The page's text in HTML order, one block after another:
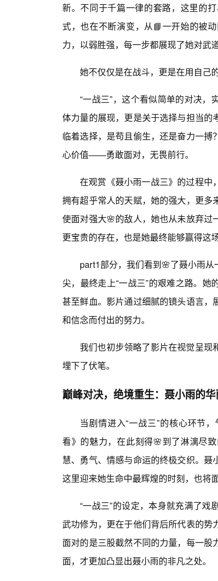
新。不同于千篇一律的套路，这里的
式，也在不断演变，从📘一开始的被
力，以弱胜强，每一步都展现了她对武
她不仅仅是在战斗，更是在用自己
“一战三”，这个看似简单的对决
体力量的展现，更是关于选择与担当
临着选择，是苟且偷生，还是奋力一
心价值——勇敢面对，无畏前行。
在观赏《聂小雨一战三》的过程中
拥有超乎常人的天赋，她的强大，更
使面对强大🌸的敌人，她也从未放弃
更宝贵的存在，也是她最终能够赢得这
part1部分，我们看到🌸了聂小雨
尖，最终走上“一战三”的艰难之路。
甚至鲜血。影片通过细腻的镜头语言
和信念而付出的努力。
我们也初步领略了影片在视觉呈
埋下了伏笔。
巅峰对决，绝境重生：聂小雨的
当剧情进入“一战三”的核心环节
看》的魅力，在此刻得🌸到了淋漓尽
慧、勇气、情感与命运的终极交织。
这里迎来她生命中最辉煌的时刻，也将
“一战三”的设定，本身就充满了
武功修为，更在于他们背后所代表的
面对的是三股截然不同的力量，每一
面，才更加凸显出聂小雨的非凡之处。